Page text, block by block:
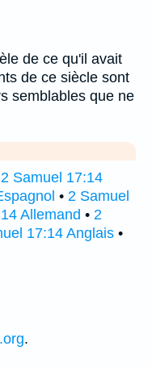
de ce qu'il avait
de ce siècle sont
semblables que ne
2 Samuel 17:14
• 2 Samuel
Allemand • 2
17:14 Anglais •
.